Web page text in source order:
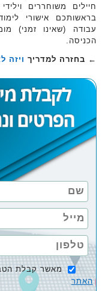
חיילים משוחררים
בראשותכם אישורי
עבודה (שאינו זמני)
הכניסה.
← בחזרה למדריך ויזה
מאשר קבלת
האתר